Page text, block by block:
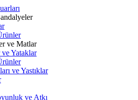
ve Matlar
Yataklar
ve Yastıklar
ve Atkı